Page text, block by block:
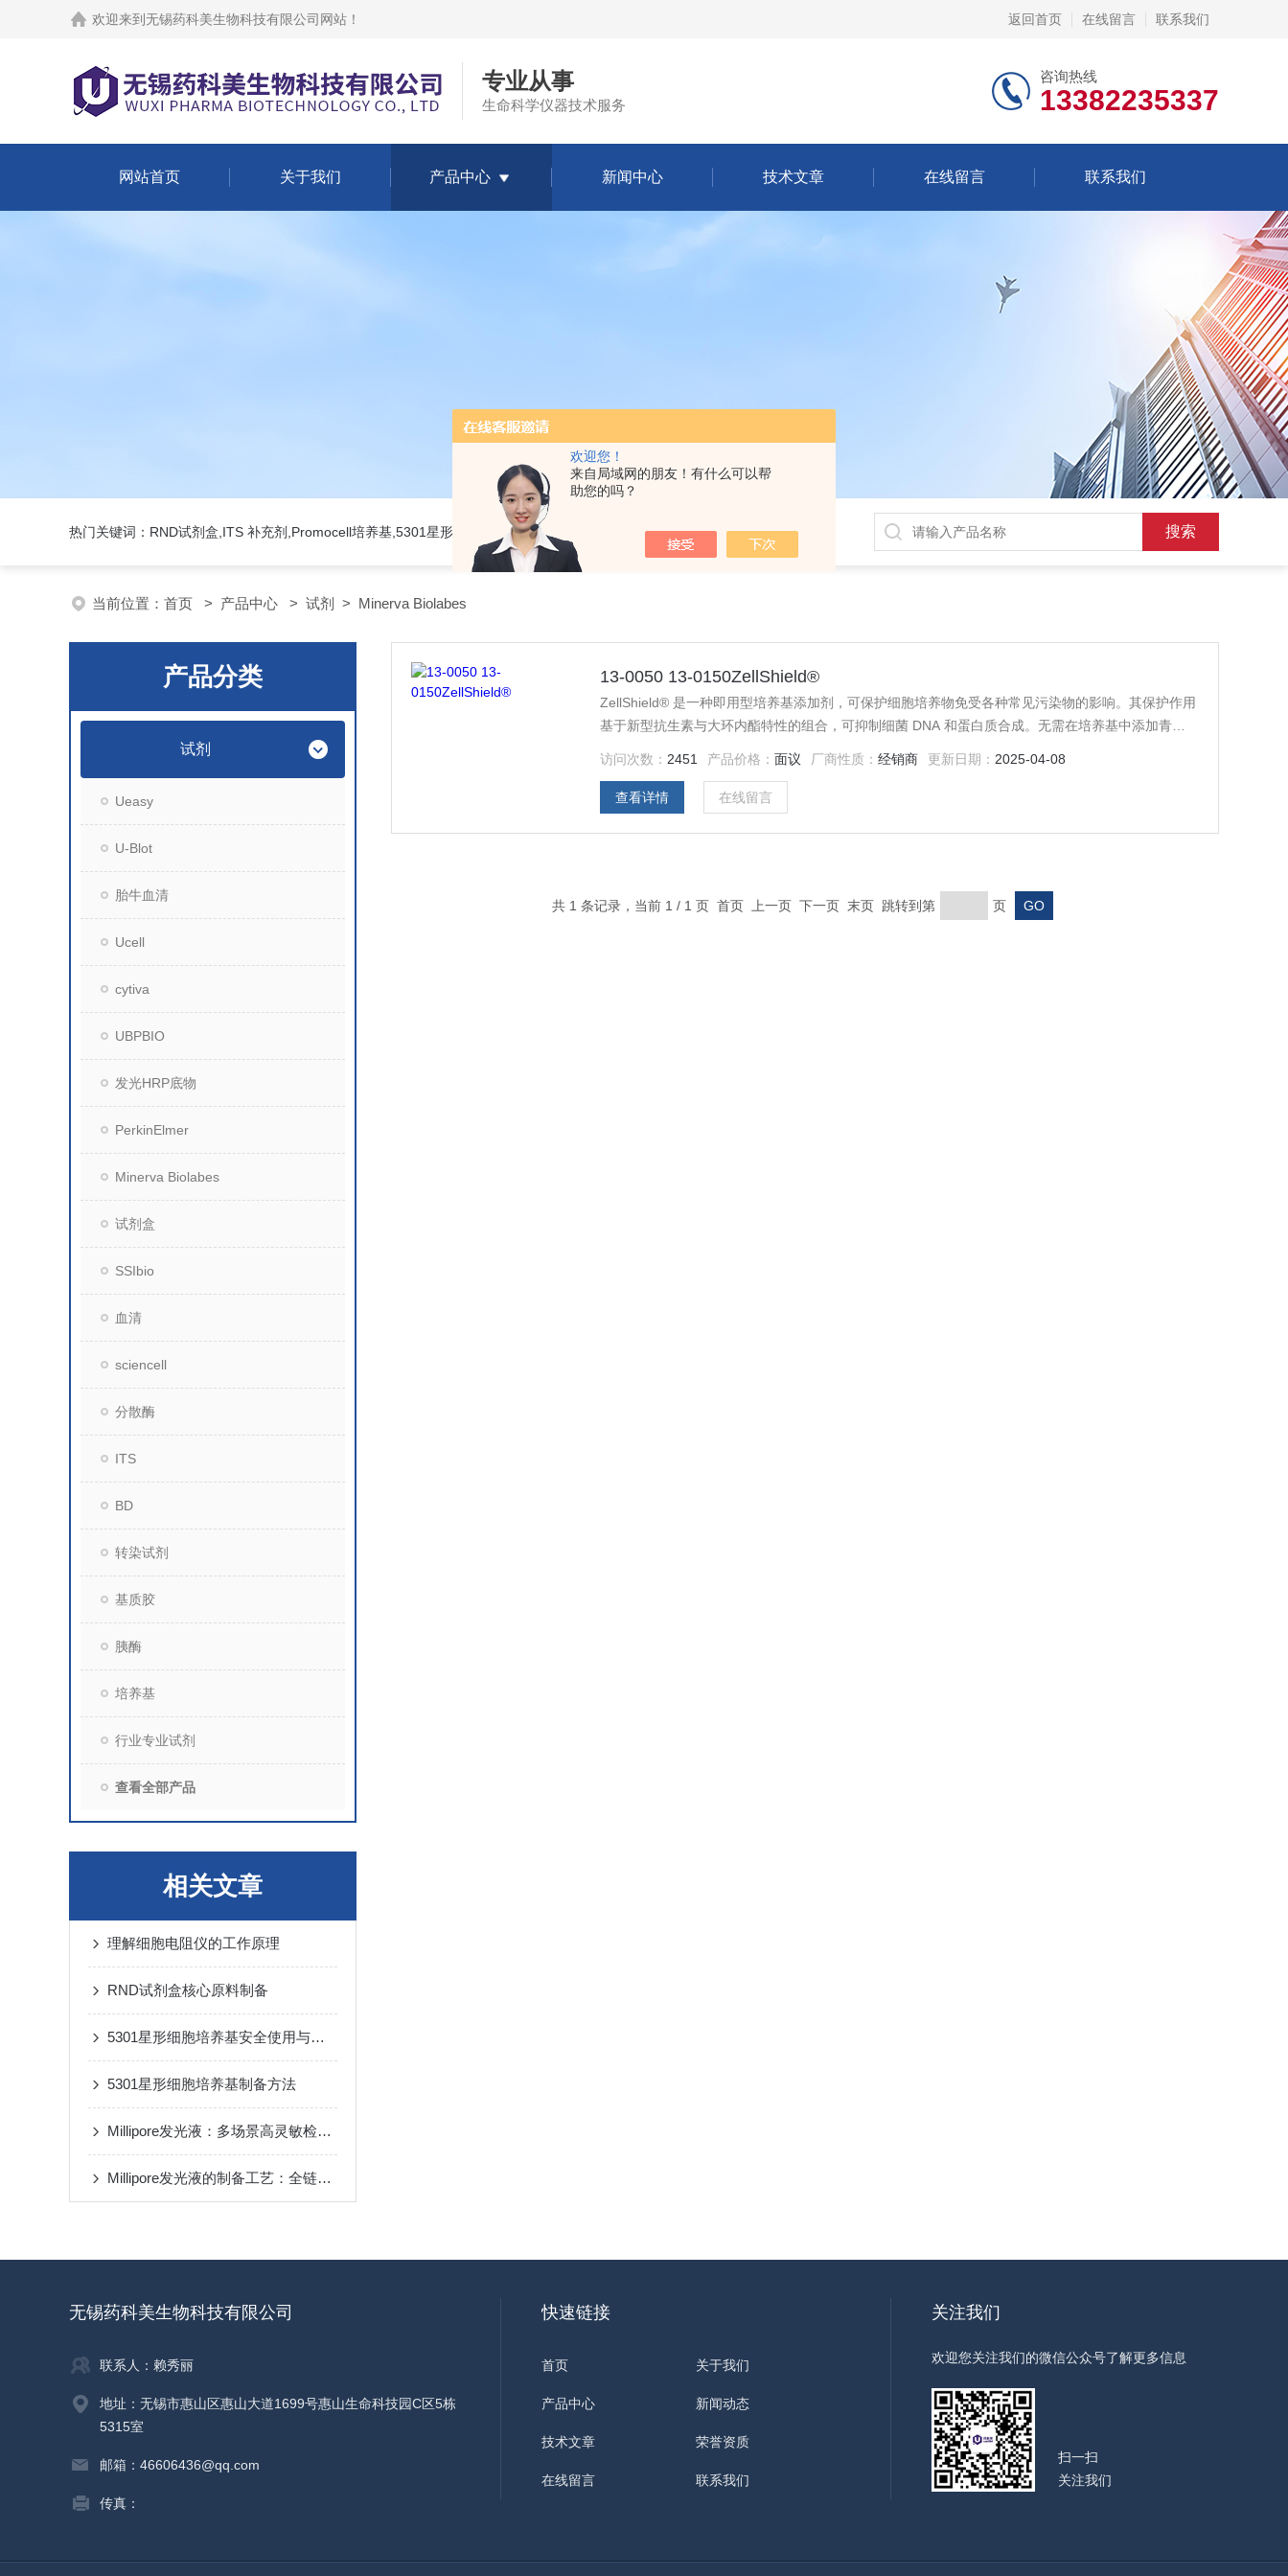
欢迎您！
来自局域网的朋友！有什么可以帮
助您的吗？
欢迎来到 无锡药科美生物科技有限公司网站 ！ 返回首页 在线留言 联系我们
专业从事
生命科学仪器技术服务
咨询热线
13382235337
网站首页 关于我们 产品中心 新闻中心 技术文章 在线留言 联系我们
热门关键词：RND试剂盒,ITS 补充剂,Promocell培养基,5301星形细胞培养基
当前位置： 首页 > 产品中心 > 试剂 > Minerva Biolabes
产品分类
试剂
Ueasy
U-Blot
胎牛血清
Ucell
cytiva
UBPBIO
发光HRP底物
PerkinElmer
Minerva Biolabes
试剂盒
SSIbio
血清
sciencell
分散酶
ITS
BD
转染试剂
基质胶
胰酶
培养基
行业专业试剂
查看全部产品
相关文章
理解细胞电阻仪的工作原理
RND试剂盒核心原料制备
5301星形细胞培养基安全使用与保养方式
5301星形细胞培养基制备方法
Millipore发光液：多场景高灵敏检测的核心试剂支撑
Millipore发光液的制备工艺：全链路质控保障检测性能稳定
13-0050 13-0150ZellShield®
ZellShield® 是一种即用型培养基添加剂，可保护细胞培养物免受各种常见污染物的影响。其保护作用
基于新型抗生素与大环内酯特性的组合，可抑制细菌 DNA 和蛋白质合成。无需在培养基中添加青霉
访问次数： 2451 产品价格：面议 厂商性质：经销商 更新日期： 2025-04-08
查看详情 在线留言
共 1 条记录，当前 1 / 1 页 首页 上一页 下一页 末页 跳转到第 页
无锡药科美生物科技有限公司
联系人：赖秀丽
地址：无锡市惠山区惠山大道1699号惠山生命科技园C区5栋
5315室
邮箱：46606436@qq.com
传真：
快速链接
首页 关于我们
产品中心 新闻动态
技术文章 荣誉资质
在线留言 联系我们
关注我们
欢迎您关注我们的微信公众号了解更多信息
扫一扫
关注我们